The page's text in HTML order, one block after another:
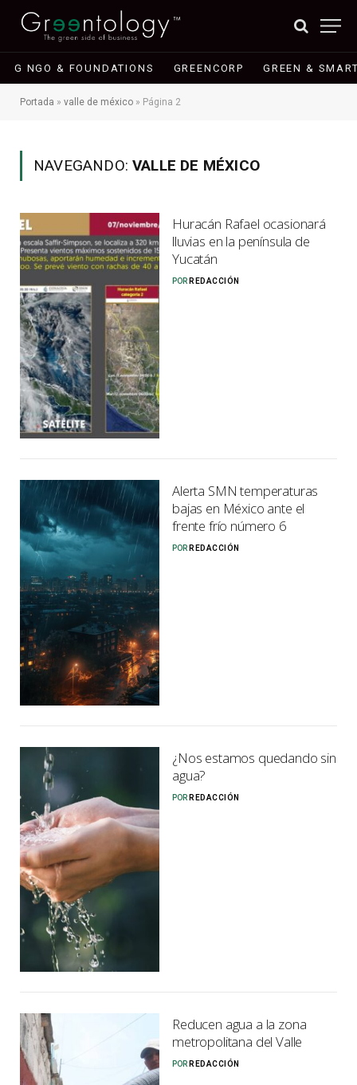
G NGO & FOUNDATIONS GREENCORP GREEN &
Portada » valle de méxico » Página 2
NAVEGANDO:VALLE DE MÉXICO
Huracán Rafael ocasionará
lluvias en la península de
Yucatán
POR REDACCIÓN
Alerta SMN temperaturas
bajas en México ante el
frente frío número 6
POR REDACCIÓN
¿Nos estamos quedando sin
agua?
POR REDACCIÓN
Reducen agua a la zona
metropolitana del Valle
POR REDACCIÓN